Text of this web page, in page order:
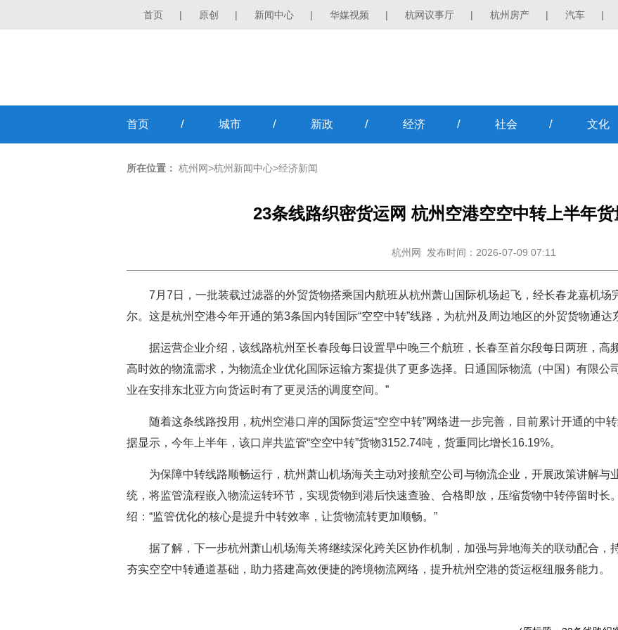
首页 | 原创 | 新闻中心 | 华媒视频 | 杭网议事厅 | 杭州房产 | 汽车 |
首页 / 城市 / 新政 / 经济 / 社会 / 文化
所在位置： 杭州网>杭州新闻中心>经济新闻
23条线路织密货运网 杭州空港空空中转上半年
杭州网 发布时间：2026-07-09 07:11
7月7日，一批装载过滤器的外贸货物搭乘国内航班从杭州萧山国际机场起飞，经长春龙嘉机
尔。这是杭州空港今年开通的第3条国内转国际“空空中转”线路，为杭州及周边地区的外贸货物通达
据运营企业介绍，该线路杭州至长春段每日设置早中晚三个航班，长春至首尔段每日两班，高
高时效的物流需求，为物流企业优化国际运输方案提供了更多选择。日通国际物流（中国）有限公
业在安排东北亚方向货运时有了更灵活的调度空间。”
随着这条线路投用，杭州空港口岸的国际货运“空空中转”网络进一步完善，目前累计开通的中
据显示，今年上半年，该口岸共监管“空空中转”货物3152.74吨，货重同比增长16.19%。
为保障中转线路顺畅运行，杭州萧山机场海关主动对接航空公司与物流企业，开展政策讲解与
统，将监管流程嵌入物流运转环节，实现货物到港后快速查验、合格即放，压缩货物中转停留时长
绍：“监管优化的核心是提升中转效率，让货物流转更加顺畅。”
据了解，下一步杭州萧山机场海关将继续深化跨关区协作机制，加强与异地海关的联动配合，
夯实空空中转通道基础，助力搭建高效便捷的跨境物流网络，提升杭州空港的货运枢纽服务能力。